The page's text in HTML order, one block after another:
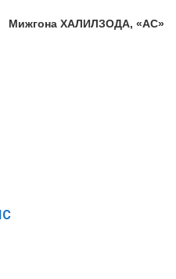
Мижгона ХАЛИЛЗОДА, «АС»